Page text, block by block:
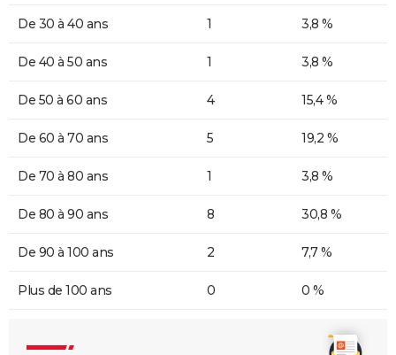
De 30 à 40 ans 1 3,8 %
De 40 à 50 ans 1 3,8 %
De 50 à 60 ans 4 15,4 %
De 60 à 70 ans 5 19,2 %
De 70 à 80 ans 1 3,8 %
De 80 à 90 ans 8 30,8 %
De 90 à 100 ans 2 7,7 %
Plus de 100 ans 0 0 %